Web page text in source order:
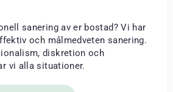
sanering av er bostad? Vi har
och målmedveten sanering.
diskretion och
vi alla situationer.